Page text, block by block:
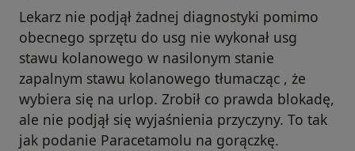
Lekarz nie podjął żadnej diagnostyki pomimo
obecnego sprzętu do usg nie wykonał usg
stawu kolanowego w nasilonym stanie
zapalnym stawu kolanowego tłumacząc , że
wybiera się na urlop. Zrobił co prawda blokadę,
ale nie podjął się wyjaśnienia przyczyny. To tak
jak podanie Paracetamolu na gorączkę.